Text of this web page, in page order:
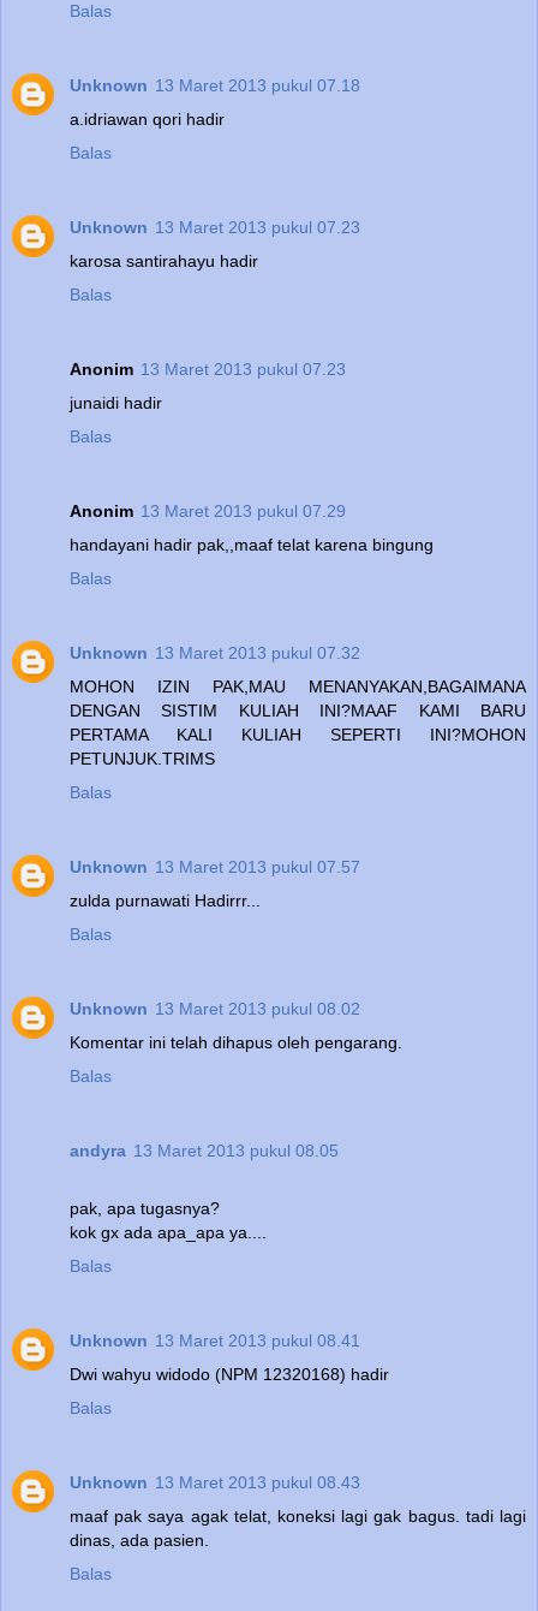
Balas
Unknown 13 Maret 2013 pukul 07.18
a.idriawan qori hadir
Balas
Unknown 13 Maret 2013 pukul 07.23
karosa santirahayu hadir
Balas
Anonim 13 Maret 2013 pukul 07.23
junaidi hadir
Balas
Anonim 13 Maret 2013 pukul 07.29
handayani hadir pak,,maaf telat karena bingung
Balas
Unknown 13 Maret 2013 pukul 07.32
MOHON IZIN PAK,MAU MENANYAKAN,BAGAIMANA
DENGAN SISTIM KULIAH INI?MAAF KAMI BARU
PERTAMA KALI KULIAH SEPERTI INI?MOHON
PETUNJUK.TRIMS
Balas
Unknown 13 Maret 2013 pukul 07.57
zulda purnawati Hadirrr...
Balas
Unknown 13 Maret 2013 pukul 08.02
Komentar ini telah dihapus oleh pengarang.
Balas
andyra 13 Maret 2013 pukul 08.05
pak, apa tugasnya?
kok gx ada apa_apa ya....
Balas
Unknown 13 Maret 2013 pukul 08.41
Dwi wahyu widodo (NPM 12320168) hadir
Balas
Unknown 13 Maret 2013 pukul 08.43
maaf pak saya agak telat, koneksi lagi gak bagus. tadi lagi
dinas, ada pasien.
Balas